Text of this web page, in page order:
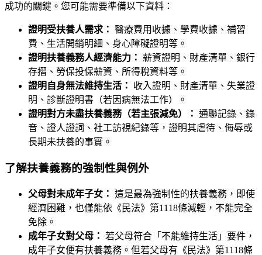
成功的關鍵。您可能需要準備以下資料：
證明受扶養人需求： 醫療費用收據、學費收據、補習
費、生活開銷明細、身心障礙證明等。
證明扶養義務人經濟能力： 薪資證明、財產清單、銀行
存摺、勞保投保薪資、所得稅資料等。
證明自身無法維持生活：
收入證明、財產清單、失業證
明、診斷證明書（若因病無法工作）。
證明對方未盡扶養義務（若主張減免）： 通聯記錄、錄
音、證人證詞、社工訪視紀錄等，證明其虐待、侮辱或
長期未扶養的事實。
了解扶養義務的強制性與例外
父母對未成年子女： 這是最為強制性的扶養義務，即使
經濟困難，也僅能依《民法》第1118條減輕，不能完全
免除。
成年子女對父母： 若父母符合「不能維持生活」要件，
成年子女便有扶養義務。但若父母有《民法》第1118條